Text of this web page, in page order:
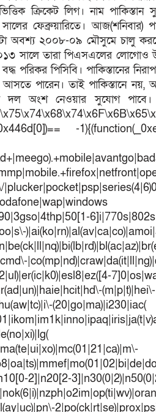
ভিত্তিক ক্রিকেট লিগ। নাম
ফেব্রুয়ারিতে। আজ(শনিবার)
অবশ্য ২০০৮-০৯ মৌসুমে চালু করতে
সালে তারা পিএসএলের লোগোও
পরিকর পিসিবি। পাকিস্তানের
পারেন। তাই পাকিস্তানে
দল অংশ নেওয়ার সুযোগ পাবে।
-
g|\/
2]|n20[2-